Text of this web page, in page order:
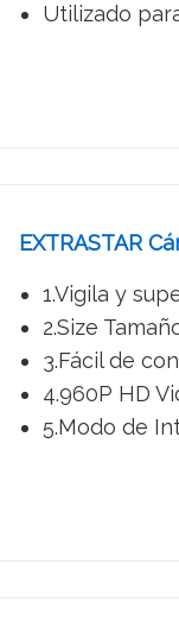
Utilizado
EXTRASTAR
1.Vigila y
2.Size
3.Fácil de
4.960P HD
5.Modo de